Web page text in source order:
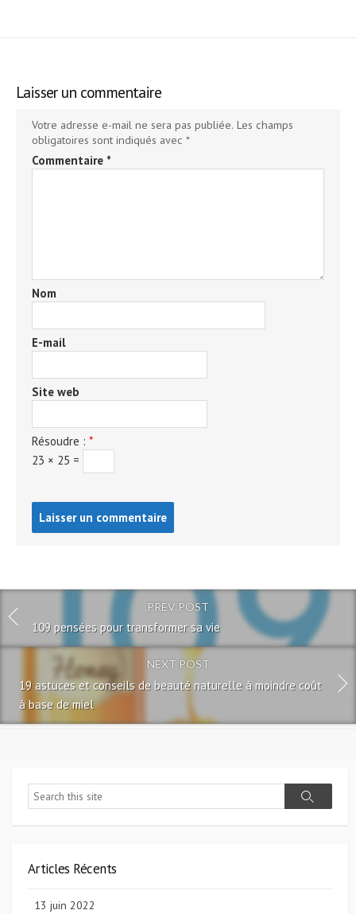
Laisser un commentaire
Votre adresse e-mail ne sera pas publiée. Les champs
obligatoires sont indiqués avec *
Commentaire *
Nom
E-mail
Site web
Résoudre : *
23 × 25 =
PREV POST
109 pensées pour transformer sa vie
NEXT POST
19 astuces et conseils de beauté naturelle à moindre coût
à base de miel
Search
Search
Articles Récents
13 juin 2022